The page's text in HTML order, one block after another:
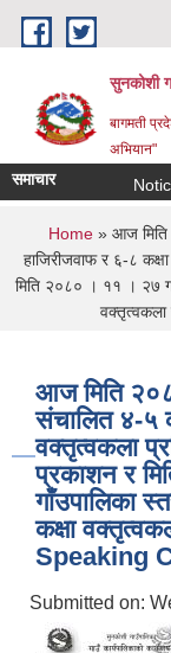
Skip to main content
सुनकोशी
बागमती
अभियान"
समाचार Notice for
You are
Home » आज मिति
हाजिरीजवाफ र ६-८
मिति २०८० । ११ । २७
आज मिति
संचालित ४-५
वक्तृत्वकला
प्रकाशन र
गाँउपालिका
कक्षा
Speaking
Submitted on: